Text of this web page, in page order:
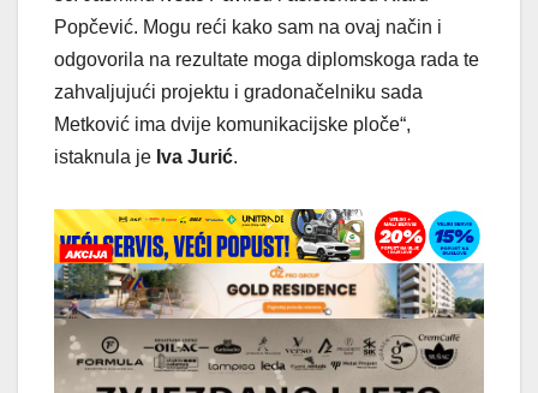
Popčević. Mogu reći kako sam na ovaj način i
odgovorila na rezultate moga diplomskoga rada te
zahvaljujući projektu i gradonačelniku sada
Metković ima dvije komunikacijske ploče“,
istaknula je Iva Jurić.